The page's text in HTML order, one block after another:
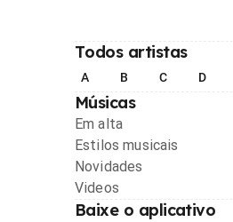
Todos artistas
A B C D
Músicas
Em alta
Estilos musicais
Novidades
Videos
Baixe o aplicativo